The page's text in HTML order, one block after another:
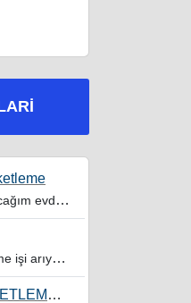
imkanı istiyorum
olur musunuz
Kimliksiz evde PAKETLEME işi